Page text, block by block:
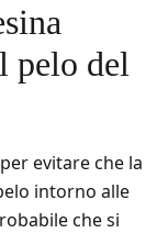
pelo del
evitare che la
intorno alle
che si